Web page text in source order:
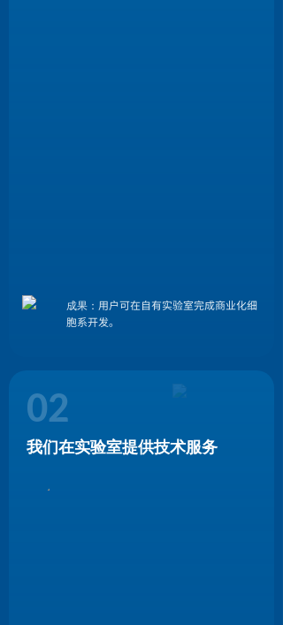
成果： 用户可在自有实验室完成商业化细
胞系开发。
我们在实验室提供技术服务
02